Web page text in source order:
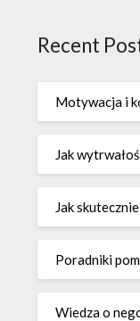
Recent
Motywacja i
Jak
Jak
Poradniki
Wiedza o